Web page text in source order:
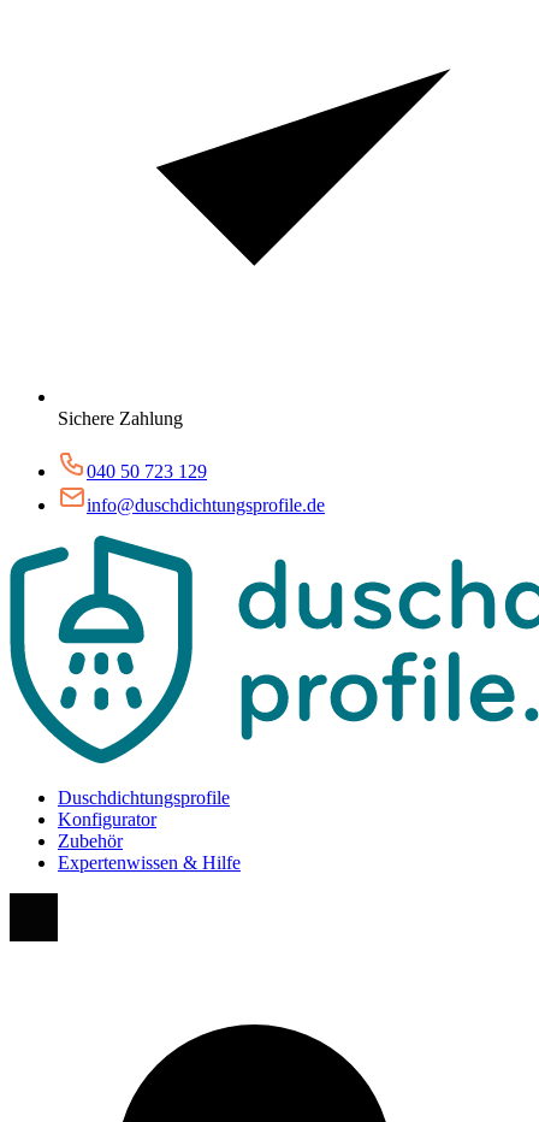
Sichere Zahlung
040 50 723 129
info@duschdichtungsprofile.de
Duschdichtungsprofile
Konfigurator
Zubehör
Expertenwissen & Hilfe